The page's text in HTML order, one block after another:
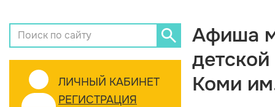
ЛИЧНЫЙ КАБИНЕТ
РЕГИСТРАЦИЯ
Афиша
Коми